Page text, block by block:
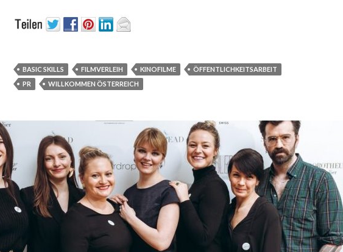
BASIC SKILLS FILMVERLEIH KINOFILME
ÖFFENTLICHKEITSARBEIT
PR
WILLKOMMEN ÖSTERREICH